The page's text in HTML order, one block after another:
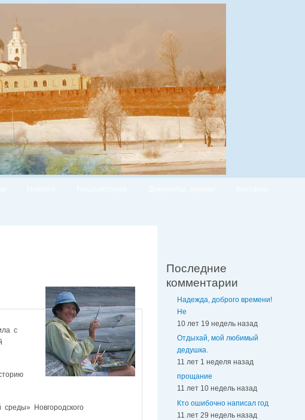
с
Новгородского
Последние
комментарии
Надежда, доброго времени!
Не
10 лет 19 недель назад
Отдыхай, мой любимый
дедушка.
11 лет 1 неделя назад
прощание
11 лет 10 недель назад
Кто ошибочно написал год
11 лет 29 недель назад